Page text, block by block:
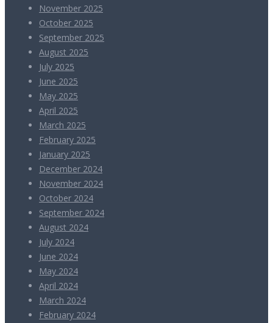
November 2025
October 2025
September 2025
August 2025
July 2025
June 2025
May 2025
April 2025
March 2025
February 2025
January 2025
December 2024
November 2024
October 2024
September 2024
August 2024
July 2024
June 2024
May 2024
April 2024
March 2024
February 2024